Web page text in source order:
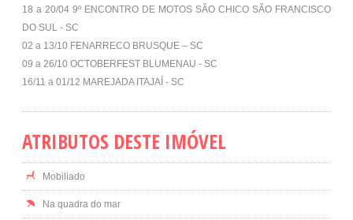
18 a 20/04 9º ENCONTRO DE MOTOS SÃO CHICO SÃO FRANCISCO
DO SUL - SC
02 a 13/10 FENARRECO BRUSQUE – SC
09 a 26/10 OCTOBERFEST BLUMENAU - SC
16/11 a 01/12 MAREJADA ITAJAÍ - SC
ATRIBUTOS DESTE IMÓVEL
Mobiliado
Na quadra do mar